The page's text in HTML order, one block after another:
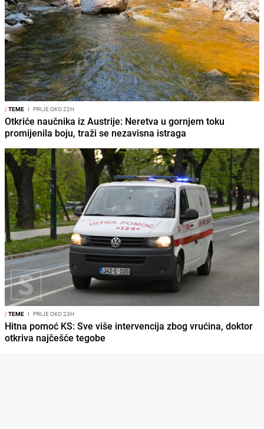
/TEME I PRIJE OKO 22H
Otkriće naučnika iz Austrije: Neretva u gornjem toku
promijenila boju, traži se nezavisna istraga
/TEME I PRIJE OKO 23H
Hitna pomoć KS: Sve više intervencija zbog vrućina, doktor
otkriva najčešće tegobe